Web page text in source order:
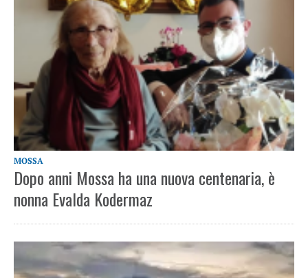
MOSSA
Dopo anni Mossa ha una nuova centenaria, è
nonna Evalda Kodermaz